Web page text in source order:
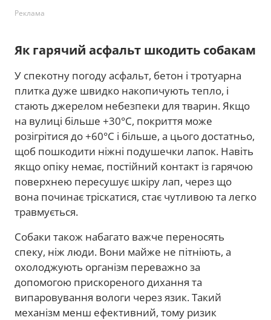
Реклама
Як гарячий асфальт шкодить собакам
У спекотну погоду асфальт, бетон і тротуарна
плитка дуже швидко накопичують тепло, і
стають джерелом небезпеки для тварин. Якщо
на вулиці більше +30°C, покриття може
розігрітися до +60°C і більше, а цього достатньо,
щоб пошкодити ніжні подушечки лапок. Навіть
якщо опіку немає, постійний контакт із гарячою
поверхнею пересушує шкіру лап, через що
вона починає тріскатися, стає чутливою та легко
травмується.
Собаки також набагато важче переносять
спеку, ніж люди. Вони майже не пітніють, а
охолоджують організм переважно за
допомогою прискореного дихання та
випаровування вологи через язик. Такий
механізм менш ефективний, тому ризик